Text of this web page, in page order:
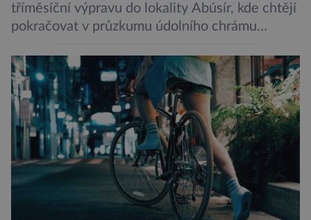
tříměsíční výpravu do lokality Abúsír, kde chtějí
pokračovat v průzkumu údolního chrámu
Ceje. Lucie Jirásková z Českého
egyptologického ústavu FF UK řekla, že je
v plánu také zpracování vykopaných předmětů.
„V průběhu výzkumů není moc času na
zpracování nálezů. Necháváme si na to tedy
měsíc, kdy […]